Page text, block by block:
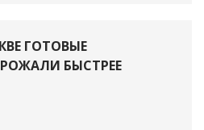
ГОТОВЫЕ
БЫСТРЕЕ